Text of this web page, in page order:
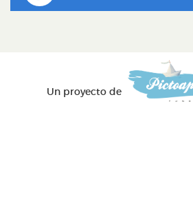
Un proyecto de